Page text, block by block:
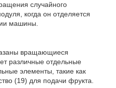
случайного
когда он отделяется
машины.
вращающиеся
различные отдельные
элементы, такие как
(19) для подачи фрукта.